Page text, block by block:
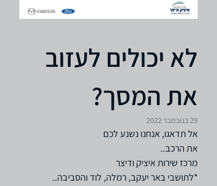
לא יכולים לעזוב
את המסך?
29 בנובמבר 2022
אל תדאגו, אנחנו נשנע לכם
את הרכב..
מרכז שירות איציק ודיצר
*לתושבי באר יעקב, רמלה, לוד והסביבה..